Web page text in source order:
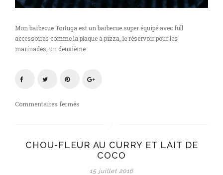
Mon barbecue Tortuga est un barbecue super équipé avec full
accessoires comme la plaque à pizza, le réservoir pour les
marinades, un deuxième
Commentaires fermés
#4
CHOU-FLEUR AU CURRY ET LAIT DE
COCO
15 juillet 2016